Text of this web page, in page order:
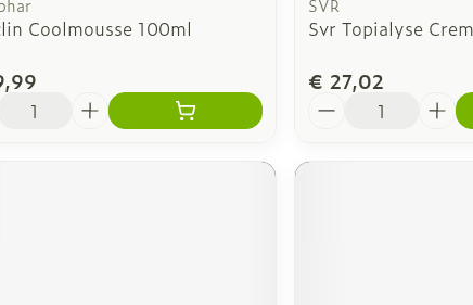
Coolmousse 100ml
SVR
Svr Topialyse
€ 27,02